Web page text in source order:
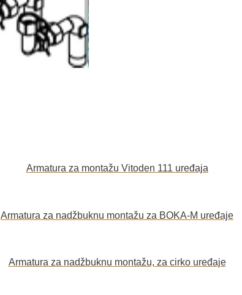
Armatura za montažu Vitoden 111 uređaja
Armatura za nadžbuknu montažu za BOKA-M uređaje
Armatura za nadžbuknu montažu, za cirko uređaje